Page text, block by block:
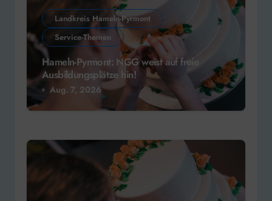
Landkreis Hameln-Pyrmont
Service-Themen
Hameln-Pyrmont: NGG weist auf freie
Ausbildungsplätze hin!
Aug. 7, 2026